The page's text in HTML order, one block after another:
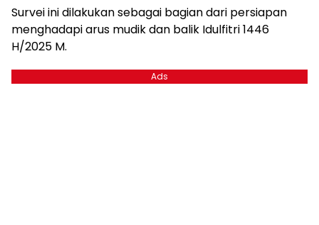
Survei ini dilakukan sebagai bagian dari persiapan
menghadapi arus mudik dan balik Idulfitri 1446
H/2025 M.
Ads